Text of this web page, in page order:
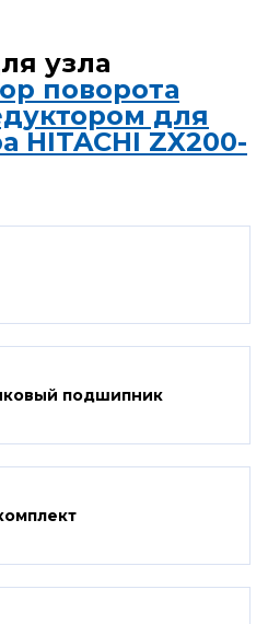
узла
поворота
для
HITACHI ZX200-
подшипник